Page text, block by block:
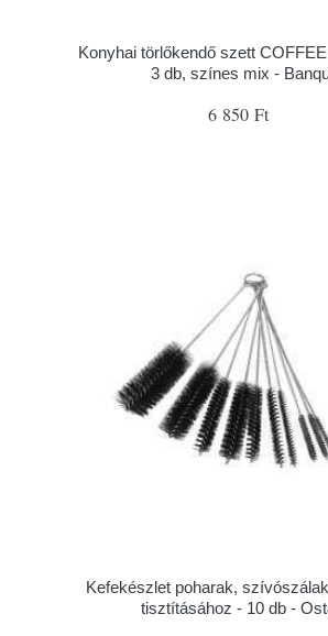
Konyhai törlőkendő szett
3 db, színes mix -
6 850 Ft
Kefekészlet poharak,
tisztításához - 10 db -